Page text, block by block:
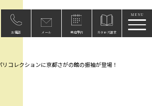
お電話 メール 来店予約 カタログ請求
リコレクションに京都さがの館の振袖が登場！
メニ